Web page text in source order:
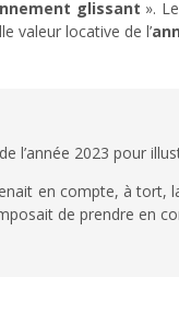
glissant ».
valeur locative de l’
l’année 2023 pour
en compte, à tort,
de prendre en